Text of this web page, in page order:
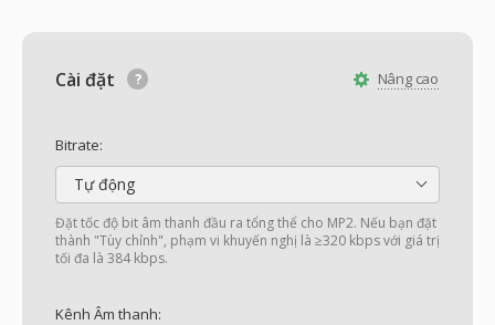
Nâng cao
Cài đặt
Bitrate:
Tự động
Đặt tốc độ bit âm thanh đầu ra tổng thể cho MP2. Nếu bạn đặt
thành "Tùy chỉnh", phạm vi khuyến nghị là ≥320 kbps với giá trị
tối đa là 384 kbps.
Kênh Âm thanh: